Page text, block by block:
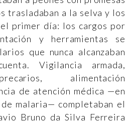
trasladaban a la selva y los
primer día: los cargos por
y herramientas se
que nunca alcanzaban
Vigilancia armada,
alimentación
de atención médica —en
de malaria— completaban el
Bruno da Silva Ferreira